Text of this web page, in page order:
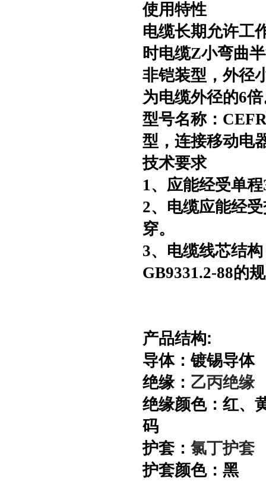
使用特性
电缆长期允许工
时电缆Z小弯曲
非铠装型，外径
为电缆外径的6
型号名称：
型，连接移动电
技术要求
1、应能经受单
2、电缆应能经
穿。
3、电缆线芯结
GB9331.2-88的
产品结构:
导体：镀锡导体
绝缘： 乙丙绝缘
绝缘颜色：红、
码
护套： 氯丁护套
护套颜色：黑